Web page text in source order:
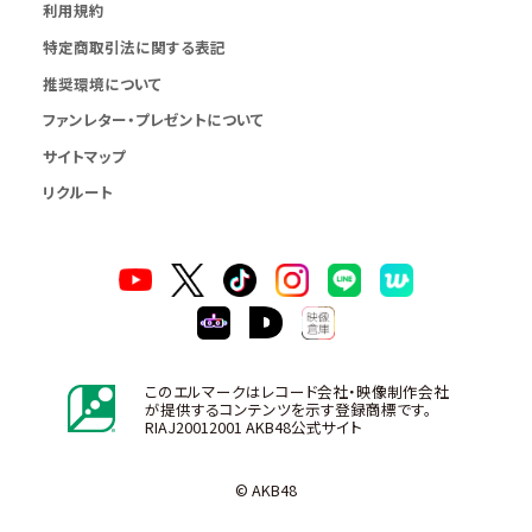
利用規約
特定商取引法に関する表記
推奨環境について
ファンレター・プレゼントについて
サイトマップ
リクルート
このエルマークはレコード会社・映像制作会社
が提供するコンテンツを示す登録商標です。
RIAJ20012001 AKB48公式サイト
© AKB48